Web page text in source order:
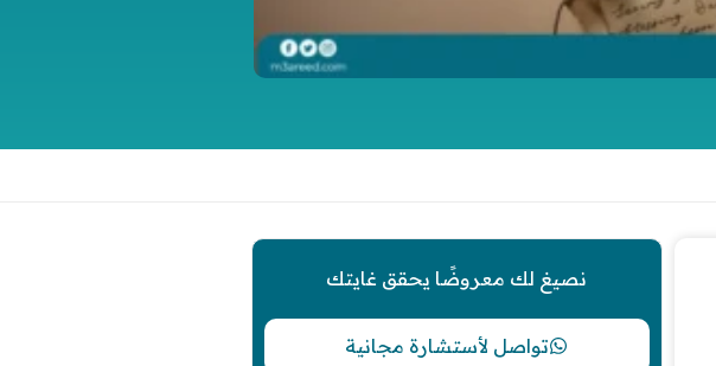
نصيغ لك معروضًا يحقق غايتك
تواصل لأستشارة مجانية